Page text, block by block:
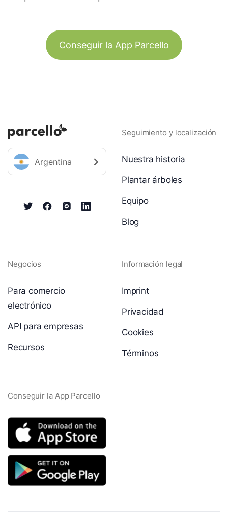
Conseguir la App Parcello
Argentina
Seguimiento y localización
Nuestra historia
Plantar árboles
Equipo
Blog
Negocios
Para comercio
electrónico
API para empresas
Recursos
Información legal
Imprint
Privacidad
Cookies
Términos
Conseguir la App Parcello